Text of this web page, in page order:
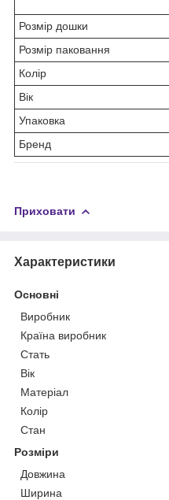
Розмір дошки
Розмір паковання
Колір
Вік
Упаковка
Бренд
Приховати
Характеристики
Основні
Виробник
Країна виробник
Стать
Вік
Матеріал
Колір
Стан
Розміри
Довжина
Ширина